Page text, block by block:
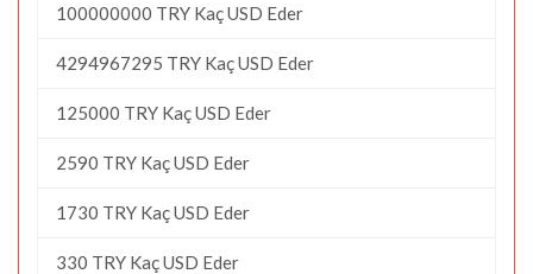
100000000 TRY Kaç USD Eder
4294967295 TRY Kaç USD Eder
125000 TRY Kaç USD Eder
2590 TRY Kaç USD Eder
1730 TRY Kaç USD Eder
330 TRY Kaç USD Eder